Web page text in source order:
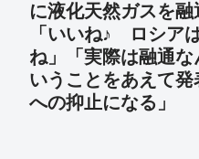
に液化天然ガスを
「いいね♪ ロシア
ね」「実際は融通
いうことをあえて
への抑止になる」